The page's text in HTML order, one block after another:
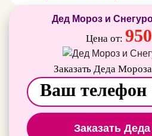
Дед Мороз и
Цена от:
Заказать Деда
Заказать